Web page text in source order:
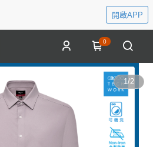
開啟APP
0
1/2